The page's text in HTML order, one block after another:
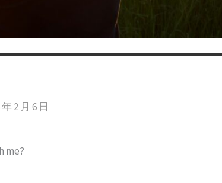
年 2 月 6 日
me?